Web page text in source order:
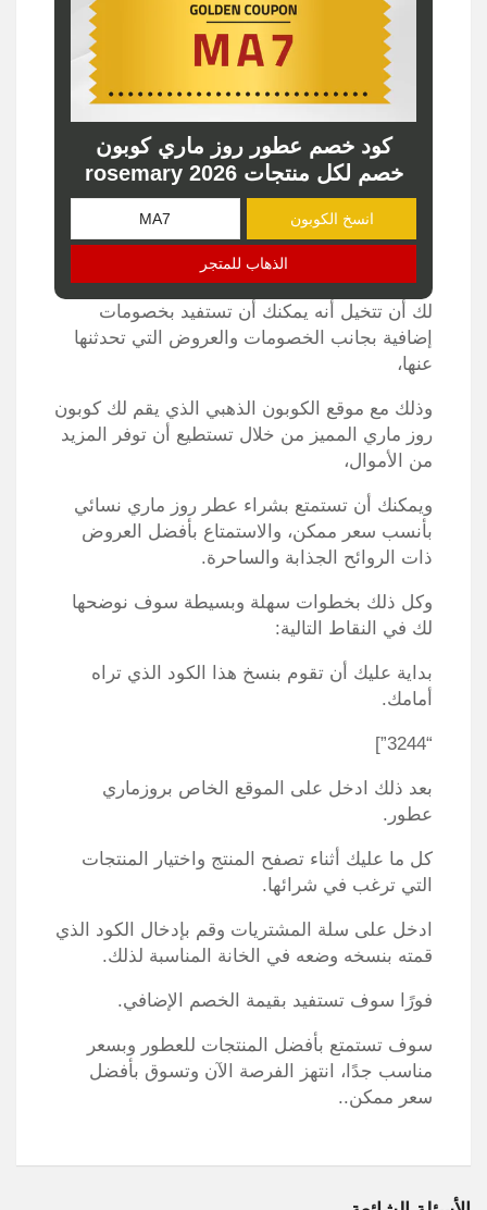
كود خصم عطور روز ماري كوبون
خصم لكل منتجات rosemary 2026
انسخ الكوبون
الذهاب للمتجر
لك أن تتخيل أنه يمكنك أن تستفيد بخصومات
إضافية بجانب الخصومات والعروض التي تحدثنها
عنها،
وذلك مع موقع الكوبون الذهبي الذي يقم لك كوبون
روز ماري المميز من خلال تستطيع أن توفر المزيد
من الأموال،
ويمكنك أن تستمتع بشراء عطر روز ماري نسائي
بأنسب سعر ممكن، والاستمتاع بأفضل العروض
ذات الروائح الجذابة والساحرة.
وكل ذلك بخطوات سهلة وبسيطة سوف نوضحها
لك في النقاط التالية:
بداية عليك أن تقوم بنسخ هذا الكود الذي تراه
أمامك.
“3244”]
بعد ذلك ادخل على الموقع الخاص بروزماري
عطور.
كل ما عليك أثناء تصفح المنتج واختيار المنتجات
التي ترغب في شرائها.
ادخل على سلة المشتريات وقم بإدخال الكود الذي
قمته بنسخه وضعه في الخانة المناسبة لذلك.
فورًا سوف تستفيد بقيمة الخصم الإضافي.
سوف تستمتع بأفضل المنتجات للعطور وبسعر
مناسب جدًا، انتهز الفرصة الآن وتسوق بأفضل
سعر ممكن..